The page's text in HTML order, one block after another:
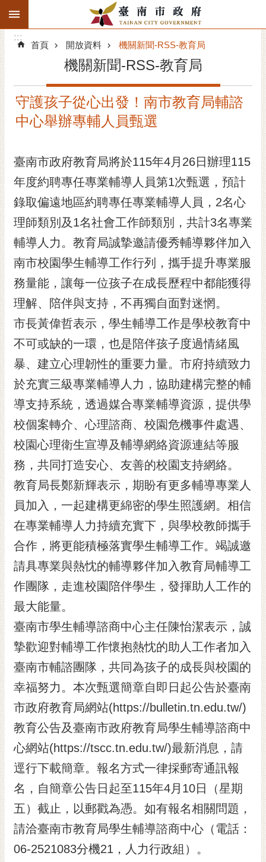
跳到主要內容區塊
搜
階
精彩府城
市府團隊
主題服務
市政資訊
市民互動
黃
偉
哲
螢
光
花
泉
桐
花
祭
網
站
導
覽
訂
閱
RSS
訂
閱
電
子
報
市
民
信
箱
English
日
本
語
隱
私
權
及
安
全
:::
:::
首頁 開放資料 機關新聞-RSS-教育局
機關新聞-RSS-教育局
守護孩子從心出發！南市教育局輔諮
中心舉辦專輔人員甄選
臺南市政府教育局將於115年4月26日辦理115
年度約聘專任專業輔導人員第1次甄選，預計
錄取偏遠地區約聘專任專業輔導人員，2名心
理師類別及1名社會工作師類別，共計3名專業
輔導人力。教育局誠摯邀請優秀輔導夥伴加入
南市校園學生輔導工作行列，攜手提升專業服
務量能，讓每一位孩子在成長歷程中都能獲得
理解、陪伴與支持，不再獨自面對迷惘。
市長黃偉哲表示，學生輔導工作是學校教育中
不可或缺的一環，也是陪伴孩子度過情緒風
暴、建立心理韌性的重要力量。市府持續致力
於充實三級專業輔導人力，協助建構完整的輔
導支持系統，透過媒合專業輔導資源，提供學
校個案轉介、心理諮商、校園危機事件處遇、
校園心理衛生宣導及輔導網絡資源連結等服
務，共同打造安心、友善的校園支持網絡。
教育局長鄭新輝表示，期盼有更多輔導專業人
員加入，一起建構更綿密的學生照護網。相信
在專業輔導人力持續充實下，與學校教師攜手
合作，將更能積極落實學生輔導工作。竭誠邀
請具專業與熱忱的輔導夥伴加入教育局輔導工
作團隊，走進校園陪伴學生，發揮助人工作的
最大能量。
臺南市學生輔導諮商中心主任陳怡潔表示，誠
摯歡迎對輔導工作懷抱熱忱的助人工作者加入
臺南市輔諮團隊，共同為孩子的成長與校園的
幸福努力。本次甄選簡章自即日起公告於臺南
市政府教育局網站(https://bulletin.tn.edu.tw/)
教育公告及臺南市政府教育局學生輔導諮商中
心網站(https://tscc.tn.edu.tw/)最新消息，請
逕行下載簡章。報名方式一律採郵寄通訊報
名，自簡章公告日起至115年4月10日（星期
五）截止，以郵戳為憑。如有報名相關問題，
請洽臺南市教育局學生輔導諮商中心（電話：
06-2521083分機21，人力行政組）。